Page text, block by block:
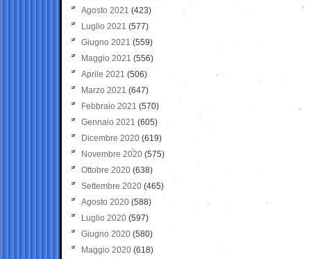
Agosto 2021 (423)
Luglio 2021 (577)
Giugno 2021(559)
Maggio 2021 (556)
Aprile 2021 (506)
Marzo 2021 (647)
Febbraio 2021 (570)
Gennaio 2021 (605)
Dicembre 2020 (619)
Novembre 2020 (575)
Ottobre 2020 (638)
Settembre 2020(465)
Agosto 2020 (588)
Luglio 2020 (597)
Giugno 2020 (580)
Maggio 2020 (618)